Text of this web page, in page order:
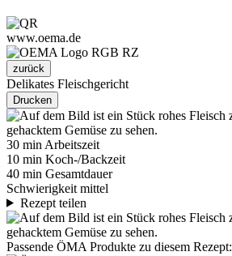
www.oema.de
zurück
Delikates Fleischgericht
Drucken
30 min Arbeitszeit
10 min Koch-/Backzeit
40 min Gesamtdauer
Schwierigkeit mittel
Rezept teilen
Passende ÖMA Produkte zu diesem Rezept: